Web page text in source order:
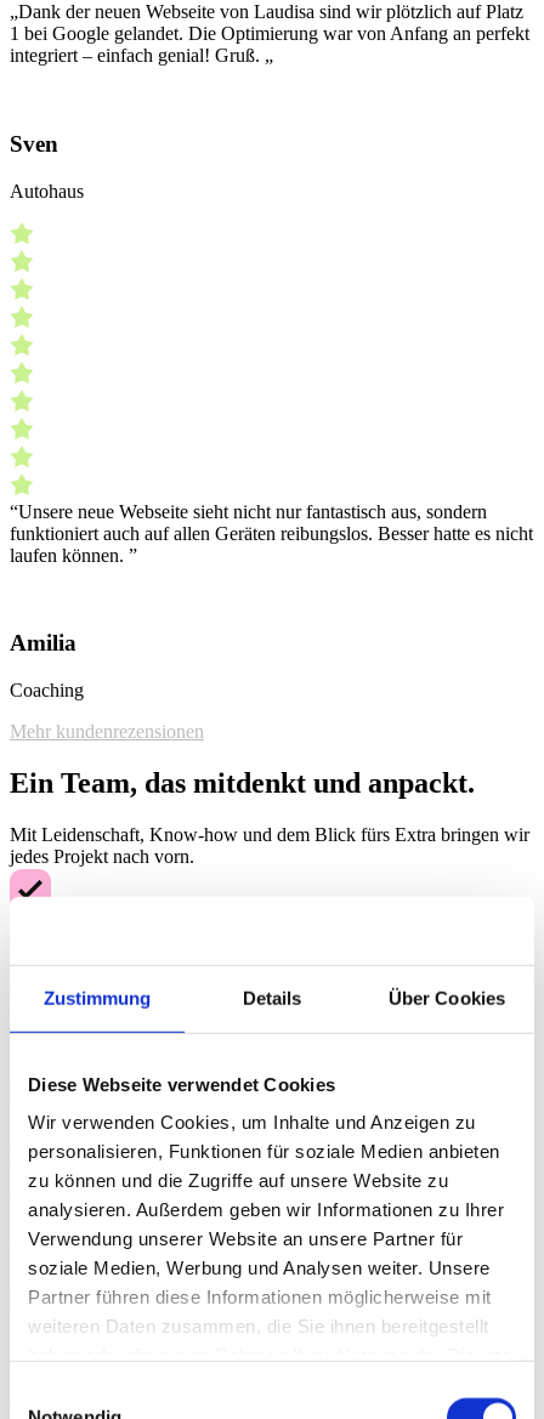
Zustimmung Details Über Cookies
Diese Webseite verwendet Cookies
Wir verwenden Cookies, um Inhalte und Anzeigen zu
personalisieren, Funktionen für soziale Medien anbieten
zu können und die Zugriffe auf unsere Website zu
analysieren. Außerdem geben wir Informationen zu Ihrer
Verwendung unserer Website an unsere Partner für
soziale Medien, Werbung und Analysen weiter. Unsere
Partner führen diese Informationen möglicherweise mit
weiteren Daten zusammen, die Sie ihnen bereitgestellt
„Dank der neuen Webseite von Laudisa sind wir plötzlich auf Platz
1 bei Google gelandet. Die Optimierung war von Anfang an perfekt
integriert – einfach genial! Gruß. „
Sven
Autohaus
“Unsere neue Webseite sieht nicht nur fantastisch aus, sondern
funktioniert auch auf allen Geräten reibungslos. Besser hatte es nicht
laufen können. ”
Amilia
Coaching
Mehr kundenrezensionen
Ein Team, das mitdenkt und anpackt.
Mit Leidenschaft, Know-how und dem Blick fürs Extra bringen wir
jedes Projekt nach vorn.
Wir entwickeln ergebnisorientierte Websites, die exakt auf die
Unternehmens abgestimmt sind.
Erfahrenes Team
Unser internes Team besteht aus über 19 talentierten UX/UI-
Designern, Strategen, Entwicklern und Digitalmarketerinnen und -
marketern. (Kein Outsourcing!)
Qualitätssicherung
Wir sind stolz auf unsere Arbeit und stellen höchste Produktqualität